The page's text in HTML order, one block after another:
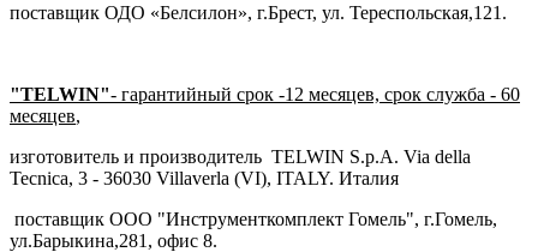
поставщик ОДО «Белсилон», г.Брест, ул. Тереспольская,121.
"TELWIN"- гарантийный срок -12 месяцев, срок служба - 60
месяцев,
изготовитель и производитель TELWIN S.p.A. Via della
Tecnica, 3 - 36030 Villaverla (VI), ITALY. Италия
поставщик ООО "Инструменткомплект Гомель", г.Гомель,
ул.Барыкина,281, офис 8.